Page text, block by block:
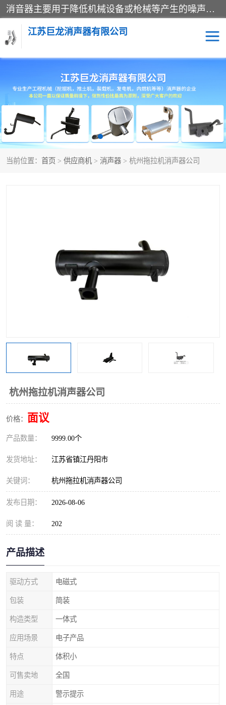
消音器主要用于降低机械设备或枪械等产生的噪声。它通过阻尼或增加排气面积来降低排气速度和功率，从而降低噪声。常见的消音器类型包括阻性消声器、抗性消声器、共振消声器以及阻抗复合式消声器等。这些消音器各有特点，适用于不同频率的噪声消除。
江苏巨龙消声器有限公司
当前位置： 首页 > 供应商机 > 消声器 > 杭州拖拉机消声器公司
杭州拖拉机消声器公司
价格： 面议
产品数量： 9999.00个
发货地址： 江苏省镇江丹阳市
关键词： 杭州拖拉机消声器公司
发布日期： 2026-08-06
阅 读 量： 202
产品描述
驱动方式 电磁式
包装 简装
构造类型 一体式
应用场景 电子产品
特点 体积小
可售卖地 全国
用途 警示提示
消声器